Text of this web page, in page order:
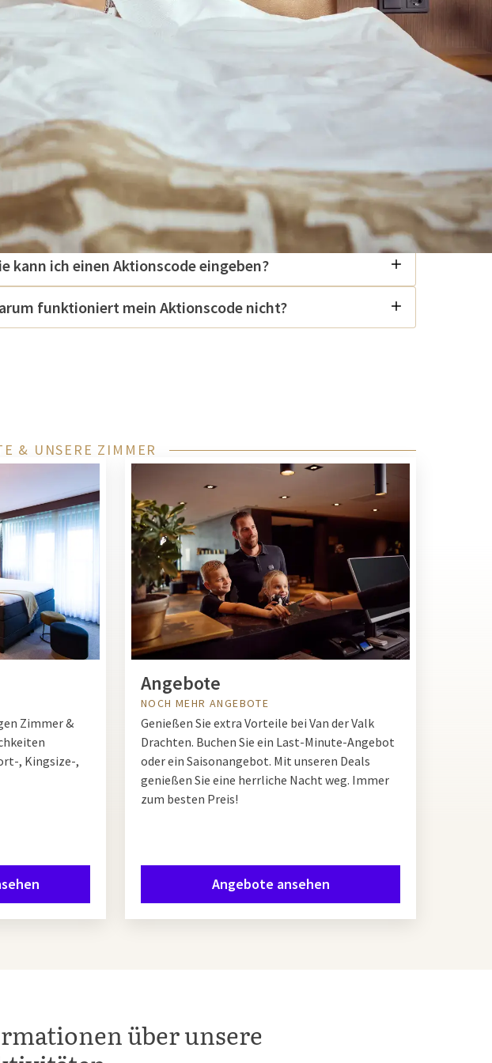
finde ich meinen Aktionscode?
kann ich einen Aktionscode eingeben?
funktioniert mein Aktionscode nicht?
& UNSERE ZIMMER
Zimmer &
, Kingsize-,
Angebote
NOCH MEHR ANGEBOTE
Genießen Sie extra Vorteile bei Van der Valk
Drachten. Buchen Sie ein Last-Minute-Angebot
oder ein Saisonangebot. Mit unseren Deals
genießen Sie eine herrliche Nacht weg. Immer
zum besten Preis!
Angebote ansehen
über unsere